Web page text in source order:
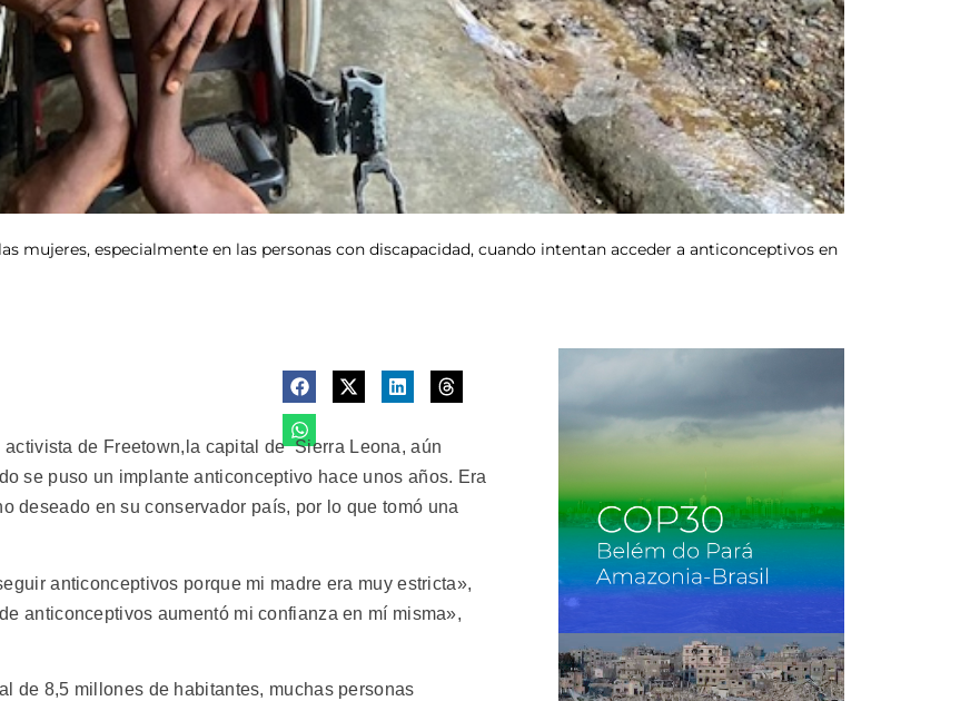
mujeres, especialmente en las personas con discapacidad, cuando intentan acceder a anticonceptivos en
de Freetown,la capital de Sierra Leona, aún
se puso un implante anticonceptivo hace unos años. Era
deseado en su conservador país, por lo que tomó una
anticonceptivos porque mi madre era muy estricta»,
anticonceptivos aumentó mi confianza en mí misma»,
de 8,5 millones de habitantes, muchas personas